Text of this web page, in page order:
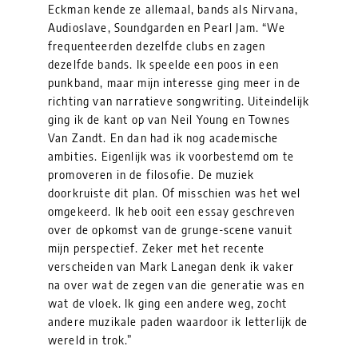
Eckman kende ze allemaal, bands als Nirvana,
Audioslave, Soundgarden en Pearl Jam. “We
frequenteerden dezelfde clubs en zagen
dezelfde bands. Ik speelde een poos in een
punkband, maar mijn interesse ging meer in de
richting van narratieve songwriting. Uiteindelijk
ging ik de kant op van Neil Young en Townes
Van Zandt. En dan had ik nog academische
ambities. Eigenlijk was ik voorbestemd om te
promoveren in de filosofie. De muziek
doorkruiste dit plan. Of misschien was het wel
omgekeerd. Ik heb ooit een essay geschreven
over de opkomst van de grunge-scene vanuit
mijn perspectief. Zeker met het recente
verscheiden van Mark Lanegan denk ik vaker
na over wat de zegen van die generatie was en
wat de vloek. Ik ging een andere weg, zocht
andere muzikale paden waardoor ik letterlijk de
wereld in trok.”